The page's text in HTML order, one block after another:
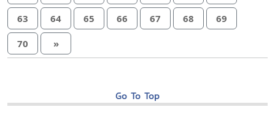
63 64 65 66 67 68 69
70 »
Go To Top